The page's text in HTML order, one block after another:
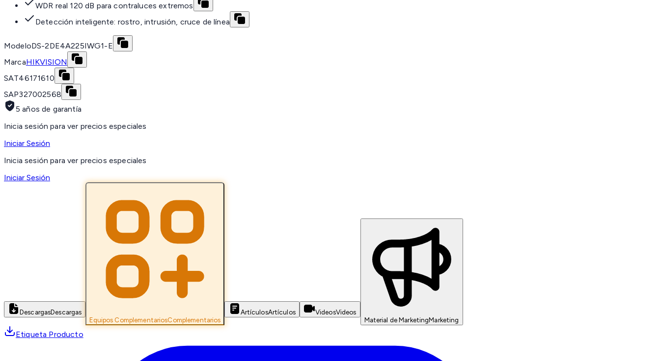
WDR real 120 dB para contraluces extremos
Detección inteligente: rostro, intrusión, cruce de línea
ModeloDS-2DE4A225IWG1-E
MarcaHIKVISION
SAT46171610
SAP327002568
5 años de garantía
Inicia sesión para ver precios especiales
Iniciar Sesión
Inicia sesión para ver precios especiales
Iniciar Sesión
DescargasDescargas
Equipos ComplementariosComplementarios
ArtículosArtículos VideosVideos
Material de MarketingMarketing
Etiqueta Producto